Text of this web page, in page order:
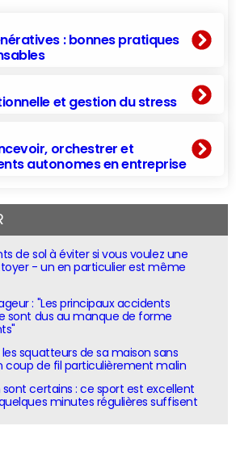
: bonnes pratiques
et gestion du stress
orchestrer et
autonomes en entreprise
de sol à éviter si vous voulez une
- un en particulier est même
: "Les principaux accidents
sont dus au manque de forme
squatteurs de sa maison sans
coup de fil particulièrement malin
sont certains : ce sport est excellent
minutes régulières suffisent